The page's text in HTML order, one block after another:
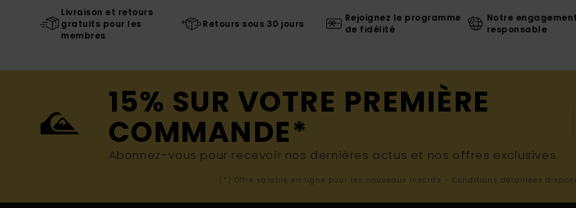
Livraison et retours
gratuits pour les
membres
Retours sous 30 jours
Rejoignez le programme
de fidélité
Notre
responsable
15% SUR VOTRE PREMIÈRE
COMMANDE*
Abonnez-vous pour recevoir nos dernières actus et nos offres exclusives.
(*) Offre valable en ligne pour les nouveaux inscrits - Conditions détaillées